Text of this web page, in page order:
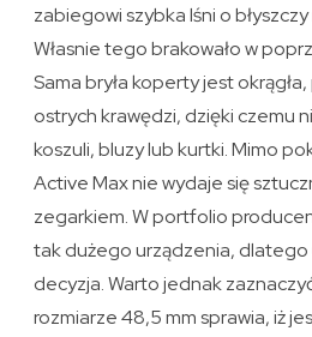
zabiegowi szybka lśni o
Własnie tego brakowało w
Sama bryła koperty jest
ostrych krawędzi, dzięki czemu
koszuli, bluzy lub kurtki. Mimo
Active Max nie wydaje się
zegarkiem. W portfolio
tak dużego urządzenia, dlatego
decyzja. Warto jednak
rozmiarze 48,5 mm sprawia, iż